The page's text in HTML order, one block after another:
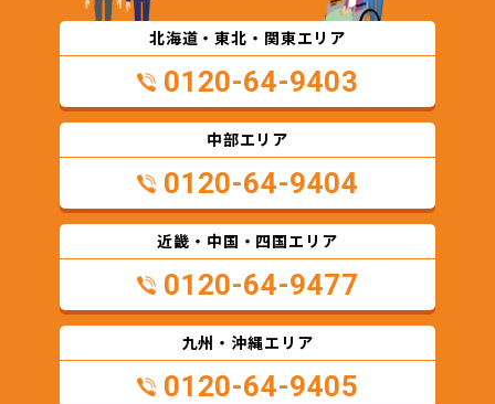
北海道・東北・関東エリア
0120-64-9403
中部エリア
0120-64-9404
近畿・中国・四国エリア
0120-64-9477
九州・沖縄エリア
0120-64-9405